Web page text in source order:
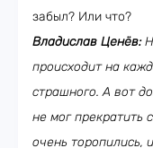
забыл? Или что?
Владислав Ценёв:
происходит на
страшного. А вот
не мог прекратить
очень торопились,